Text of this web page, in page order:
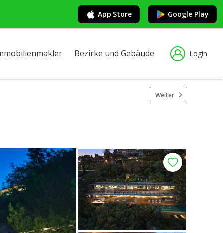
App Store Google Play
Bezirke und Gebäude Login
Weiter